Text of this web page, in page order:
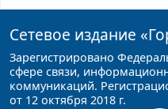
Сетевое издание
Зарегистрировано
сфере связи,
коммуникаций.
от 12 октября 2018 г.